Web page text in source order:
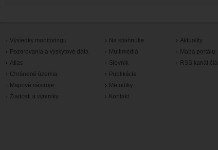
Výsledky monitoringu
Pozorovania a výskytové dáta
Atlas
Chránené územia
Mapové nástroje
Žiadosti a výnimky
Na stiahnutie
Multimédiá
Slovník
Publikácie
Metodiky
Kontakt
Aktuality
Mapa portálu
RSS kanál